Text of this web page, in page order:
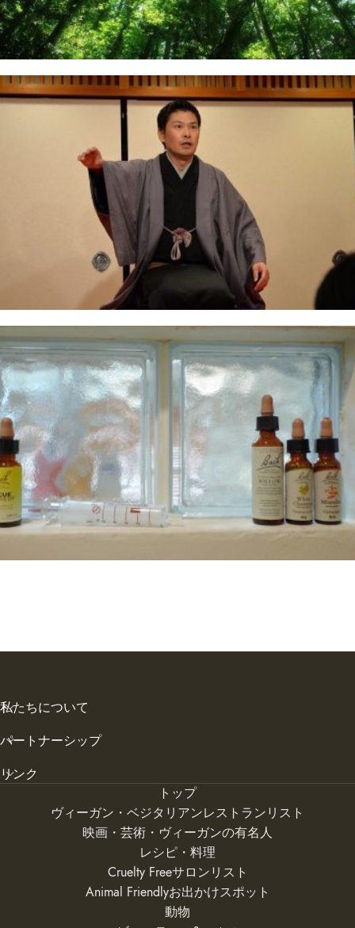
私たちについて
パートナーシップ
リンク
トップ
ヴィーガン・ベジタリアンレストランリスト
映画・芸術・ヴィーガンの有名人
レシピ・料理
Cruelty Freeサロンリスト
Animal Friendlyお出かけスポット
動物